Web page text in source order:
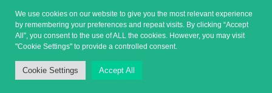
We use cookies on our website to give you the most relevant experience
by remembering your preferences and repeat visits. By clicking “Accept
All”, you consent to the use of ALL the cookies. However, you may visit
"Cookie Settings" to provide a controlled consent.
Cookie Settings Accept All
© Copyright 2026 - 香港浸會大學傳理學院, 新聞系 |
Policy| Disclaimer| All rights reserved.